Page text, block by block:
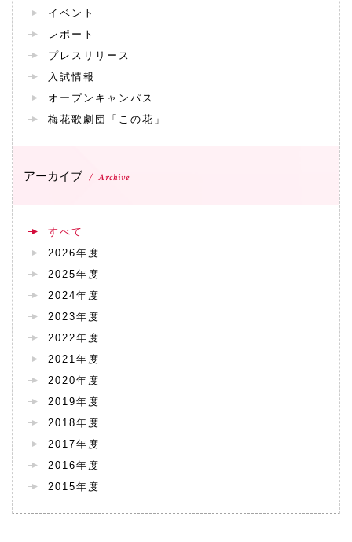
代表
072-643-6566
お問い合わせ
BCCS
イベント
レポート
プレスリリース
入試情報
オープンキャンパス
梅花歌劇団「この花」
アーカイブ Archive
すべて
2026年度
2025年度
2024年度
2023年度
2022年度
2021年度
2020年度
2019年度
2018年度
2017年度
2016年度
2015年度